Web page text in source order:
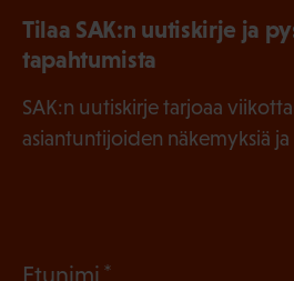
Tilaa SAK:n uutiskirje ja
tapahtumista
SAK:n uutiskirje tarjoaa
asiantuntijoiden näkemyksiä ja
Etunimi